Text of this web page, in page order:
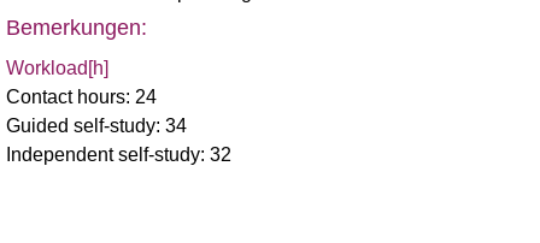
Bemerkungen:
Workload[h]
Contact hours: 24
Guided self-study: 34
Independent self-study: 32